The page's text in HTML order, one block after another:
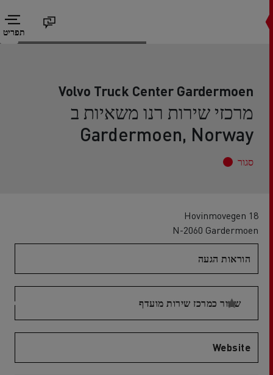
תפריט
Volvo Truck Center Gardermoen
מרכזי שירות רנו משאיות ב
Gardermoen, Norway
סגור
Hovinmovegen 18
N-2060 Gardermoen
הוראות הגעה
שמור כמרכז שירות מועדף
Website